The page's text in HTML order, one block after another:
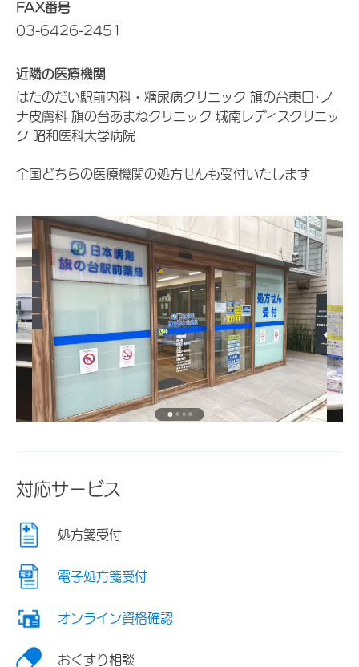
FAX番号
03-6426-2451
近隣の医療機関
はたのだい駅前内科・糖尿病クリニック 旗の台東口･ノ
ナ皮膚科 旗の台あまねクリニック 城南レディスクリニッ
ク 昭和医科大学病院
全国どちらの医療機関の処方せんも受付いたします
対応サービス
処方箋受付
電子処方箋受付
オンライン資格確認
おくすり相談